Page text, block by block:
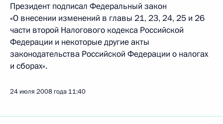
Президент подписал Федеральный закон
«О внесении изменений в главы 21, 23, 24, 25 и 26
части второй Налогового кодекса Российской
Федерации и некоторые другие акты
законодательства Российской Федерации о налогах
и сборах».
24 июля 2008 года 11:40